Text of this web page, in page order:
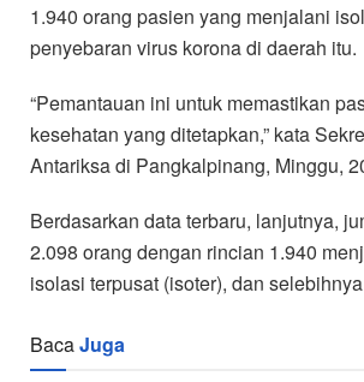
1.940 orang pasien yang menjalani
penyebaran virus korona di daerah itu.
“Pemantauan ini untuk memastikan
kesehatan yang ditetapkan,” kata
Antariksa di Pangkalpinang, Minggu,
Berdasarkan data terbaru, lanjutnya,
2.098 orang dengan rincian 1.940
isolasi terpusat (isoter), dan
BacaJuga